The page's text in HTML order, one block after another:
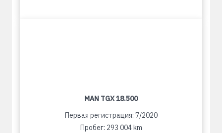
MAN TGX 18.500
Первая регистрация: 7/2020
Пробег: 293 004 km